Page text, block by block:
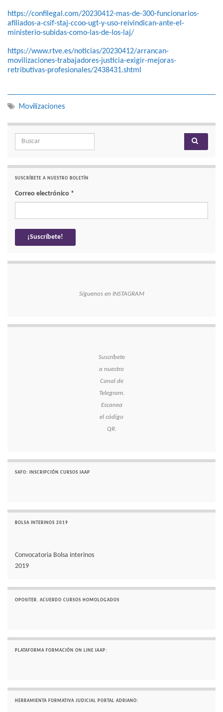
https://confilegal.com/20230412-mas-de-300-funcionarios-
afiliados-a-csif-staj-ccoo-ugt-y-uso-reivindican-ante-el-
ministerio-subidas-como-las-de-los-laj/
https://www.rtve.es/noticias/20230412/arrancan-
movilizaciones-trabajadores-justicia-exigir-mejoras-
retributivas-profesionales/2438431.shtml
Movilizaciones
Search for:
SUSCRÍBETE A NUESTRO BOLETÍN
Correo electrónico *
Síguenos en INSTAGRAM
Suscríbete
a nuestro
Canal de
Telegram.
Escanea
el código
QR.
SAFO: INSCRIPCIÓN CURSOS IAAP
BOLSA INTERINOS 2019
Convocatoria Bolsa interinos
2019
OPOSITER. ACUERDO CURSOS HOMOLOGADOS
PLATAFORMA FORMACIÓN ON LINE IAAP:
HERRAMIENTA FORMATIVA JUDICIAL PORTAL ADRIANO: